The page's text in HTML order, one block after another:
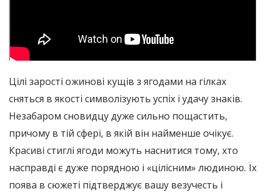
Цілі зарості ожинові кущів з ягодами на гілках
сняться в якості символізують успіх і удачу знаків.
Незабаром сновидцу дуже сильно пощастить,
причому в тій сфері, в якій він найменше очікує.
Красиві стиглі ягоди можуть наснитися тому, хто
насправді є дуже порядною і «цілісним» людиною. Їх
поява в сюжеті підтверджує вашу везучесть і